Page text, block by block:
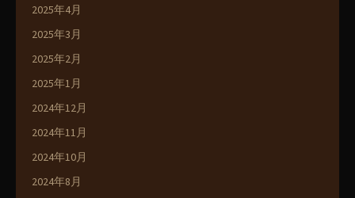
2025年4月
2025年3月
2025年2月
2025年1月
2024年12月
2024年11月
2024年10月
2024年8月